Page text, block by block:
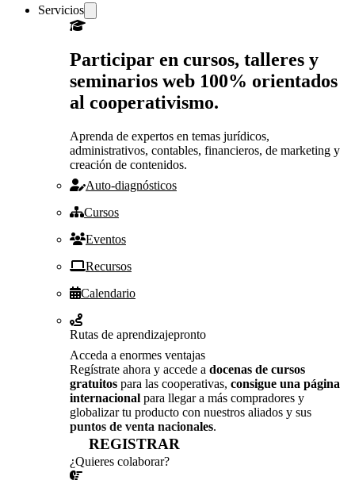
Servicios
Participar en cursos, talleres y
seminarios web 100% orientados
al cooperativismo.
Aprenda de expertos en temas jurídicos,
administrativos, contables, financieros, de marketing y
creación de contenidos.
Auto-diagnósticos
Cursos
Eventos
Recursos
Calendario
Rutas de aprendizajepronto
Acceda a enormes ventajas
Regístrate ahora y accede a docenas de cursos
gratuitos para las cooperativas, consigue una página
internacional para llegar a más compradores y
globalizar tu producto con nuestros aliados y sus
puntos de venta nacionales.
REGISTRAR
¿Quieres colaborar?